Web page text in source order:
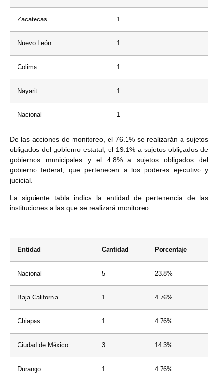
Zacatecas 1
Nuevo León 1
Colima 1
Nayarit 1
Nacional 1
De las acciones de monitoreo, el 76.1% se realizarán a sujetos
obligados del gobierno estatal; el 19.1% a sujetos obligados de
gobiernos municipales y el 4.8% a sujetos obligados del
gobierno federal, que pertenecen a los poderes ejecutivo y
judicial.
La siguiente tabla indica la entidad de pertenencia de las
instituciones a las que se realizará monitoreo.
Entidad Cantidad Porcentaje
Nacional 5 23.8%
Baja California 1 4.76%
Chiapas 1 4.76%
Ciudad de México 3 14.3%
Durango 1 4.76%